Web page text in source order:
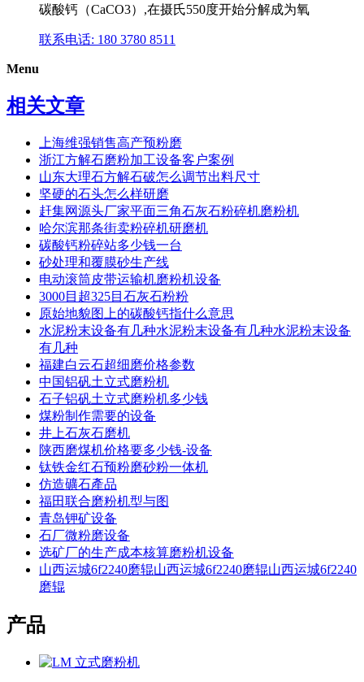
碳酸钙（CaCO3）,在摄氏550度开始分解成为氧
联系电话: 180 3780 8511
Menu
相关文章
上海维强销售高产预粉磨
浙江方解石磨粉加工设备客户案例
山东大理石方解石破怎么调节出料尺寸
坚硬的石头怎么样研磨
赶集网源头厂家平面三角石灰石粉碎机磨粉机
哈尔滨那条街卖粉碎机研磨机
碳酸钙粉碎站多少钱一台
砂处理和覆膜砂生产线
电动滚筒皮带运输机磨粉机设备
3000目超325目石灰石粉粉
原始地貌图上的碳酸钙指什么意思
水泥粉末设备有几种水泥粉末设备有几种水泥粉末设备
有几种
福建白云石超细磨价格参数
中国铝矾土立式磨粉机
石子铝矾土立式磨粉机多少钱
煤粉制作需要的设备
井上石灰石磨机
陕西磨煤机价格要多少钱-设备
钛铁金红石预粉磨砂粉一体机
仿造礦石產品
福田联合磨粉机型与图
青岛钾矿设备
石厂微粉磨设备
选矿厂的生产成本核算磨粉机设备
山西运城6f2240磨辊山西运城6f2240磨辊山西运城6f2240
磨辊
产品